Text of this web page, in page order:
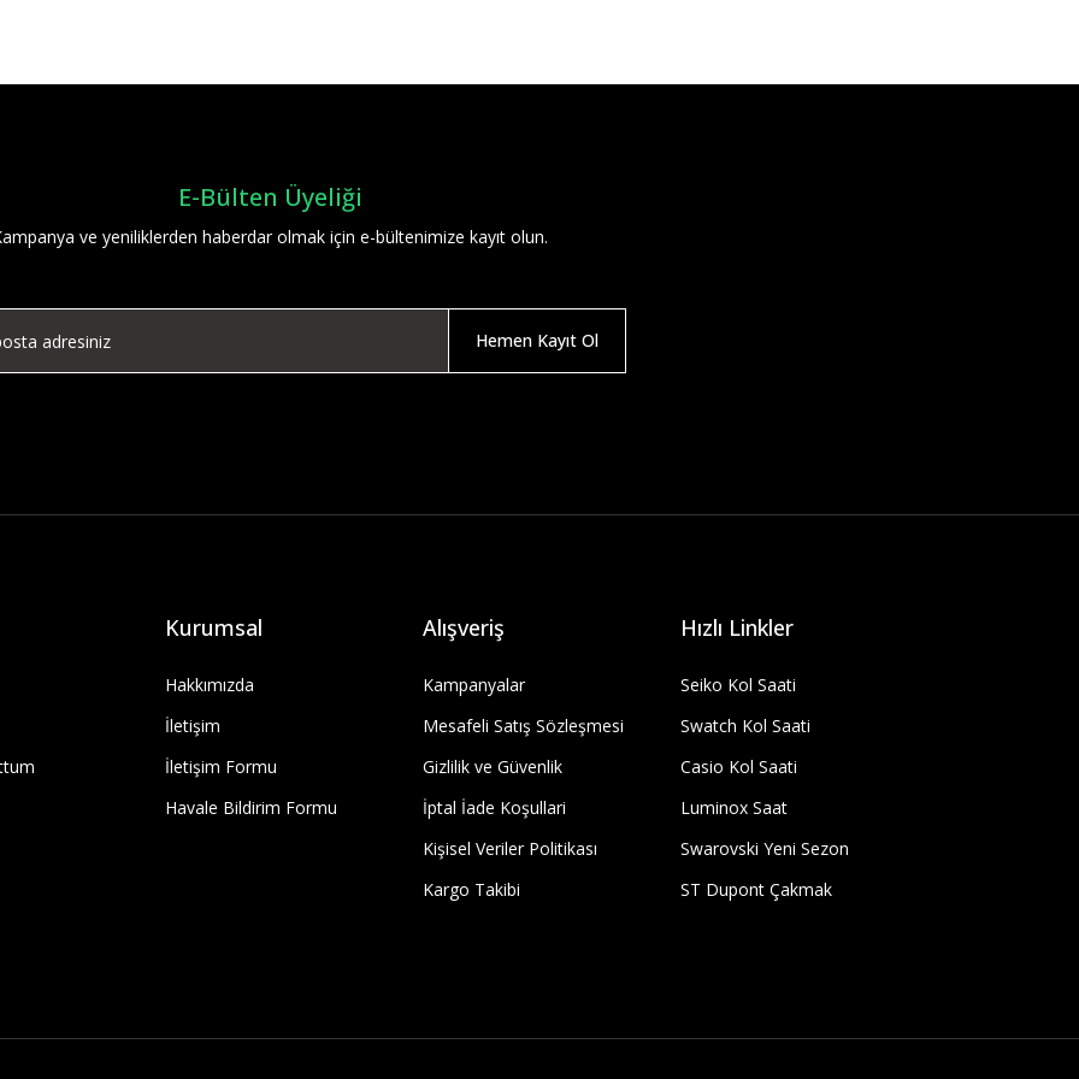
Yorum Yaz
E-Bülten Üyeliği
ve yeniliklerden haberdar olmak için e-bültenimize kayıt olun.
Hemen Kayıt Ol
Kurumsal
Hakkımızda
İletişim
İletişim Formu
Havale Bildirim Formu
Alışveriş
Kampanyalar
Mesafeli Satış Sözleşmesi
Gizlilik ve Güvenlik
İptal İade Koşullari
Kişisel Veriler Politikası
Kargo Takibi
Hızlı Linkler
Seiko Kol Saati
Swatch Kol Saati
Casio Kol Saati
Luminox Saat
Swarovski Yeni Sezon
ST Dupont Çakmak